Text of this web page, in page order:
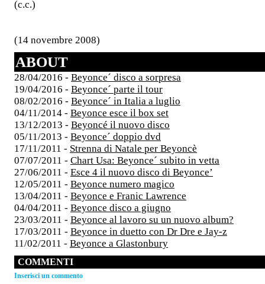
(c.c.)
(14 novembre 2008)
ABOUT
28/04/2016 - Beyonce´ disco a sorpresa
19/04/2016 - Beyonce´ parte il tour
08/02/2016 - Beyonce´ in Italia a luglio
04/11/2014 - Beyonce esce il box set
13/12/2013 - Beyoncé il nuovo disco
05/11/2013 - Beyonce´ doppio dvd
17/11/2011 - Strenna di Natale per Beyoncè
07/07/2011 - Chart Usa: Beyonce´ subito in vetta
27/06/2011 - Esce 4 il nuovo disco di Beyonce’
12/05/2011 - Beyonce numero magico
13/04/2011 - Beyonce e Franic Lawrence
04/04/2011 - Beyonce disco a giugno
23/03/2011 - Beyonce al lavoro su un nuovo album?
17/03/2011 - Beyonce in duetto con Dr Dre e Jay-z
11/02/2011 - Beyonce a Glastonbury
COMMENTI
Inserisci un commento